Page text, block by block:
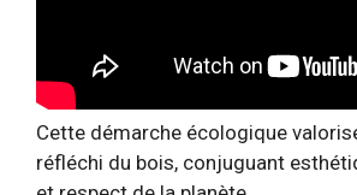
Cette démarche écologique
réfléchi du bois, conjuguant